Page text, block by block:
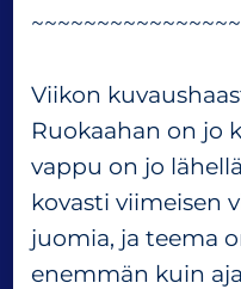
~~~~~~~~~~~~~~~~
Viikon
Ruokaahan on jo
vappu on jo
kovasti viimeisen
juomia, ja teema
enemmän kuin